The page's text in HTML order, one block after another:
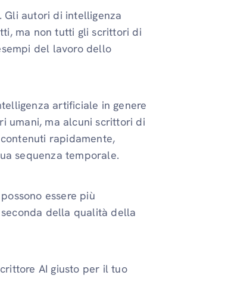
autori di intelligenza
ma non tutti gli scrittori di
del lavoro dello
artificiale in genere
umani, ma alcuni scrittori di
rapidamente,
sequenza temporale.
essere più
della qualità della
AI giusto per il tuo